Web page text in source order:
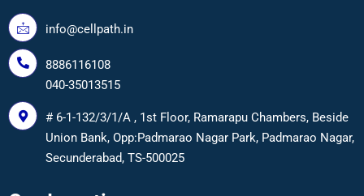
info@cellpath.in
8886116108
040-35013515
# 6-1-132/3/1/A , 1st Floor, Ramarapu Chambers, Beside
Union Bank, Opp:Padmarao Nagar Park, Padmarao Nagar,
Secunderabad, TS-500025